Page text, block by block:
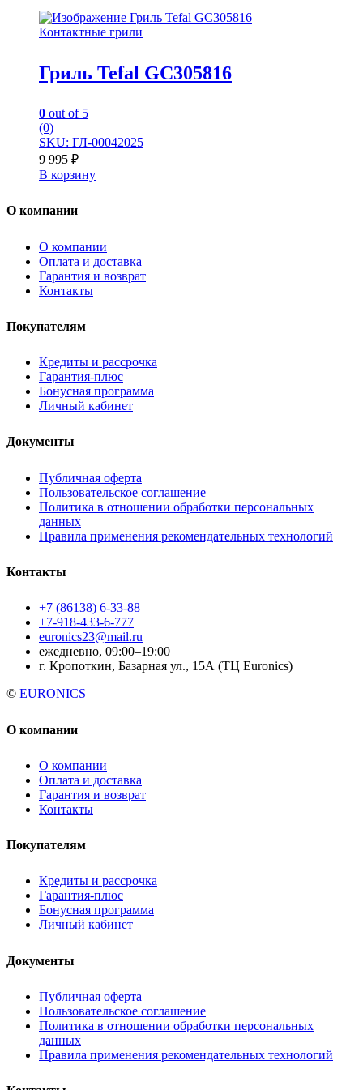
Контактные грили
Гриль Tefal GC305816
0 out of 5
(0)
SKU: ГЛ-00042025
9 995 ₽
В корзину
О компании
О компании
Оплата и доставка
Гарантия и возврат
Контакты
Покупателям
Кредиты и рассрочка
Гарантия-плюс
Бонусная программа
Личный кабинет
Документы
Публичная оферта
Пользовательское соглашение
Политика в отношении обработки персональных
данных
Правила применения рекомендательных технологий
Контакты
+7 (86138) 6-33-88
+7-918-433-6-777
euronics23@mail.ru
ежедневно, 09:00–19:00
г. Кропоткин, Базарная ул., 15А (ТЦ Euronics)
© EURONICS
О компании
О компании
Оплата и доставка
Гарантия и возврат
Контакты
Покупателям
Кредиты и рассрочка
Гарантия-плюс
Бонусная программа
Личный кабинет
Документы
Публичная оферта
Пользовательское соглашение
Политика в отношении обработки персональных
данных
Правила применения рекомендательных технологий